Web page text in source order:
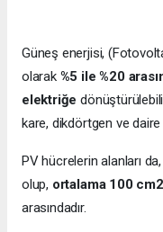
Güneş enerjisi,
olarak %5 ile %20
elektriğe
kare, dikdörtgen ve
PV hücrelerin alanları
olup, ortalama 100 cm2
arasındadır.